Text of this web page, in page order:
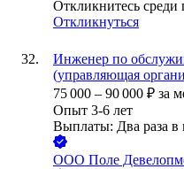
Откликнитесь среди
Откликнуться
Инженер по
(управляющая
75 000 – 90 000 ₽ за
Опыт 3-6 лет
Выплаты: Два раза в
ООО Поле